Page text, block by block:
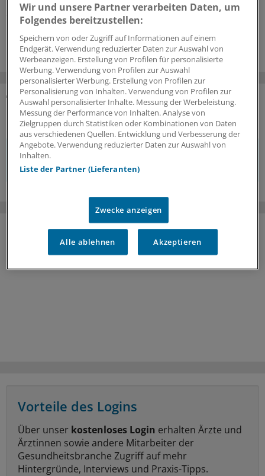
Sitzung zum Abschluss. Der keineswegs üppig ausfällt.
10.06.2026
KOMMENTARE
Sie müssen angemeldet sein, um einen Kommentar
verfassen zu können.
Vorteile des Logins
Über unser kostenloses Login erhalten Ärzte und
Ärztinnen sowie andere Mitarbeiter der
Gesundheitsbranche Zugriff auf mehr
Hintergründe, Interviews und Praxis-Tipps.
Wir und unsere Partner verarbeiten Daten, um
Folgendes bereitzustellen:
Speichern von oder Zugriff auf Informationen auf einem
Endgerät. Verwendung reduzierter Daten zur Auswahl von
Werbeanzeigen. Erstellung von Profilen für personalisierte
Werbung. Verwendung von Profilen zur Auswahl
personalisierter Werbung. Erstellung von Profilen zur
Personalisierung von Inhalten. Verwendung von Profilen zur
Auswahl personalisierter Inhalte. Messung der Werbeleistung.
Messung der Performance von Inhalten. Analyse von
Zielgruppen durch Statistiken oder Kombinationen von Daten
aus verschiedenen Quellen. Entwicklung und Verbesserung der
Angebote. Verwendung reduzierter Daten zur Auswahl von
Inhalten.
Liste der Partner (Lieferanten)
Zwecke anzeigen
Alle ablehnen Akzeptieren